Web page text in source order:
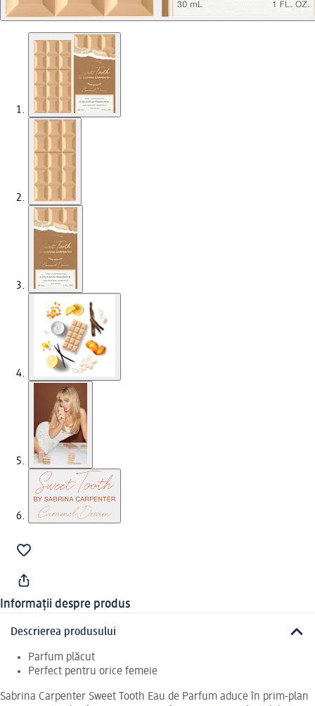
Informații despre produs
Descrierea produsului
Parfum plăcut
Perfect pentru orice femeie
Sabrina Carpenter Sweet Tooth Eau de Parfum aduce în prim-plan